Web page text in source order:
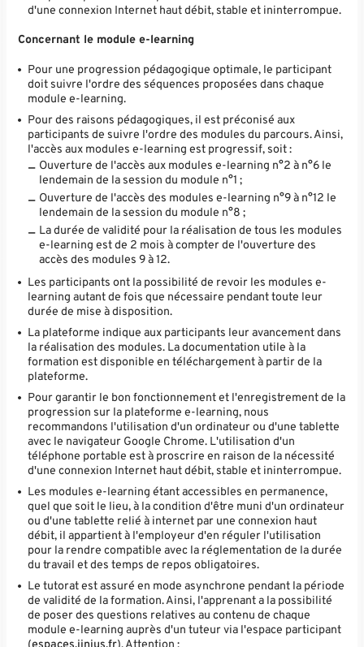
d'une connexion Internet haut débit, stable et ininterrompue.
Concernant le module e-learning
Pour une progression pédagogique optimale, le participant
doit suivre l'ordre des séquences proposées dans chaque
module e-learning.
Pour des raisons pédagogiques, il est préconisé aux
participants de suivre l'ordre des modules du parcours. Ainsi,
l'accès aux modules e-learning est progressif, soit :
Ouverture de l'accès aux modules e-learning n°2 à n°6 le
lendemain de la session du module n°1 ;
Ouverture de l'accès des modules e-learning n°9 à n°12 le
lendemain de la session du module n°8 ;
La durée de validité pour la réalisation de tous les modules
e-learning est de 2 mois à compter de l'ouverture des
accès des modules 9 à 12.
Les participants ont la possibilité de revoir les modules e-
learning autant de fois que nécessaire pendant toute leur
durée de mise à disposition.
La plateforme indique aux participants leur avancement dans
la réalisation des modules. La documentation utile à la
formation est disponible en téléchargement à partir de la
plateforme.
Pour garantir le bon fonctionnement et l'enregistrement de la
progression sur la plateforme e-learning, nous
recommandons l'utilisation d'un ordinateur ou d'une tablette
avec le navigateur Google Chrome. L'utilisation d'un
téléphone portable est à proscrire en raison de la nécessité
d'une connexion Internet haut débit, stable et ininterrompue.
Les modules e-learning étant accessibles en permanence,
quel que soit le lieu, à la condition d'être muni d'un ordinateur
ou d'une tablette relié à internet par une connexion haut
débit, il appartient à l'employeur d'en réguler l'utilisation
pour la rendre compatible avec la réglementation de la durée
du travail et des temps de repos obligatoires.
Le tutorat est assuré en mode asynchrone pendant la période
de validité de la formation. Ainsi, l'apprenant a la possibilité
de poser des questions relatives au contenu de chaque
module e-learning auprès d'un tuteur via l'espace participant